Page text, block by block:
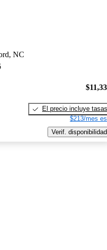
NC
El precio incluye tasas
$213/mes
Verif. disponibilidad